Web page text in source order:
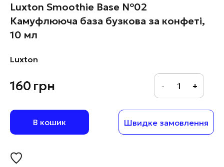
Luxton Smoothie Base №02
Камуфлююча база бузкова за конфеті,
10 мл
Luxton
160грн
В кошик Швидке замовлення